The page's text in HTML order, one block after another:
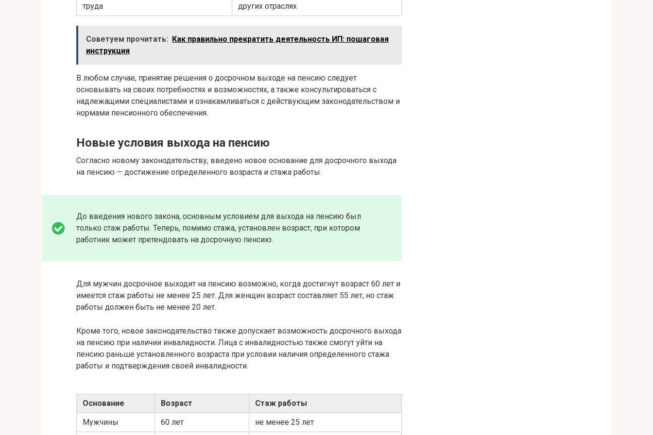
труда других отраслях
Советуем прочитать: Как правильно прекратить деятельность ИП: пошаговая
инструкция
В любом случае, принятие решения о досрочном выходе на пенсию следует
основывать на своих потребностях и возможностях, а также консультироваться с
надлежащими специалистами и ознакамливаться с действующим законодательством и
нормами пенсионного обеспечения.
Новые условия выхода на пенсию
Согласно новому законодательству, введено новое основание для досрочного выхода
на пенсию — достижение определенного возраста и стажа работы.
До введения нового закона, основным условием для выхода на пенсию был
только стаж работы. Теперь, помимо стажа, установлен возраст, при котором
работник может претендовать на досрочную пенсию.
Для мужчин досрочное выходит на пенсию возможно, когда достигнут возраст 60 лет и
имеется стаж работы не менее 25 лет. Для женщин возраст составляет 55 лет, но стаж
работы должен быть не менее 20 лет.
Кроме того, новое законодательство также допускает возможность досрочного выхода
на пенсию при наличии инвалидности. Лица с инвалидностью также смогут уйти на
пенсию раньше установленного возраста при условии наличия определенного стажа
работы и подтверждения своей инвалидности.
Основание Возраст Стаж работы
Мужчины 60 лет не менее 25 лет